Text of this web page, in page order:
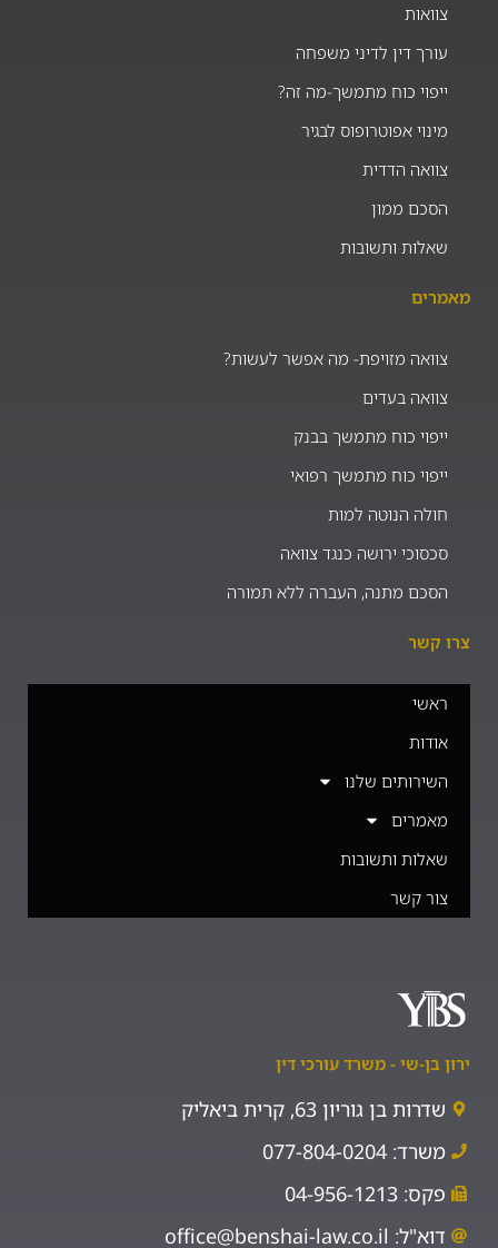
צוואות
עורך דין לדיני משפחה
ייפוי כוח מתמשך-מה זה?
מינוי אפוטרופוס לבגיר
צוואה הדדית
הסכם ממון
שאלות ותשובות
מאמרים
צוואה מזויפת- מה אפשר לעשות?
צוואה בעדים
ייפוי כוח מתמשך בבנק
ייפוי כוח מתמשך רפואי
חולה הנוטה למות
סכסוכי ירושה כנגד צוואה
הסכם מתנה, העברה ללא תמורה
צרו קשר
ראשי
אודות
השירותים שלנו
מאמרים
שאלות ותשובות
צור קשר
ירון בן-שי - משרד עורכי דין
שדרות בן גוריון 63, קרית ביאליק
משרד: 077-804-0204
פקס: 04-956-1213
דוא"ל: office@benshai-law.co.il